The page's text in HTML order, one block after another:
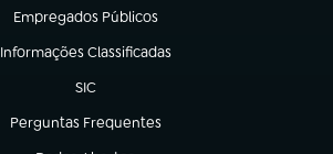
Empregados Públicos
(abre em nova aba)
Informações Classificadas
(abre em nova aba)
SIC
(abre em nova aba)
Perguntas Frequentes
(abre em nova aba)